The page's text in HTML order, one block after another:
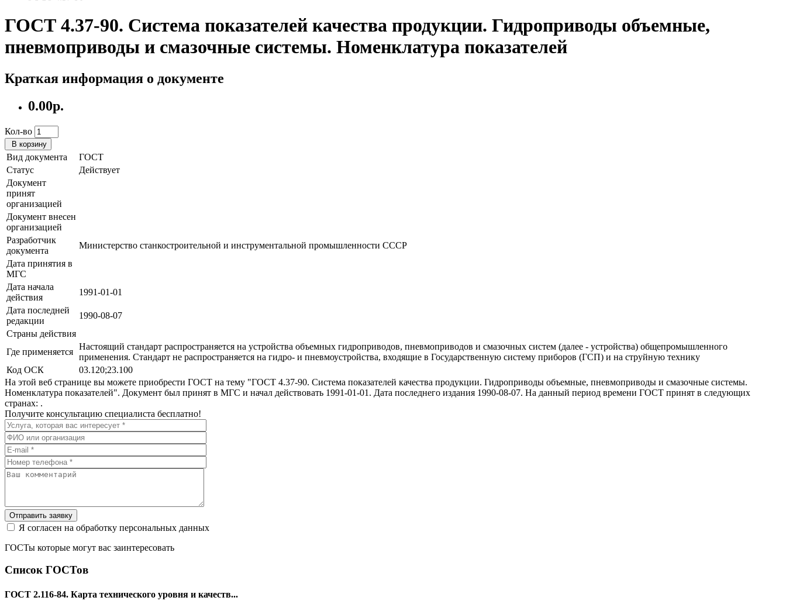
ГОСТ 4.37-90. Система показателей качества продукции. Гидроприводы объемные,
пневмоприводы и смазочные системы. Номенклатура показателей
Краткая информация о документе
0.00р.
Кол-во
В корзину
Вид документа
ГОСТ
Статус
Действует
Документ
принят
организацией
Документ внесен
организацией
Разработчик
документа
Министерство станкостроительной и инструментальной промышленности СССР
Дата принятия в
МГС
Дата начала
действия
1991-01-01
Дата последней
редакции
1990-08-07
Страны действия
Где применяется
Настоящий стандарт распространяется на устройства объемных гидроприводов, пневмоприводов и смазочных систем (далее - устройства) общепромышленного
применения. Стандарт не распространяется на гидро- и пневмоустройства, входящие в Государственную систему приборов (ГСП) и на струйную технику
Код ОСК
03.120;23.100
На этой веб странице вы можете приобрести ГОСТ на тему "ГОСТ 4.37-90. Система показателей качества продукции. Гидроприводы объемные, пневмоприводы и смазочные системы.
Номенклатура показателей". Документ был принят в МГС и начал действовать 1991-01-01. Дата последнего издания 1990-08-07. На данный период времени ГОСТ принят в следующих
странах: .
Получите консультацию специалиста бесплатно!
Отправить заявку
Я согласен на обработку персональных данных
ГОСТы которые могут вас заинтересовать
Список ГОСТов
ГОСТ 2.116-84. Карта технического уровня и качеств...